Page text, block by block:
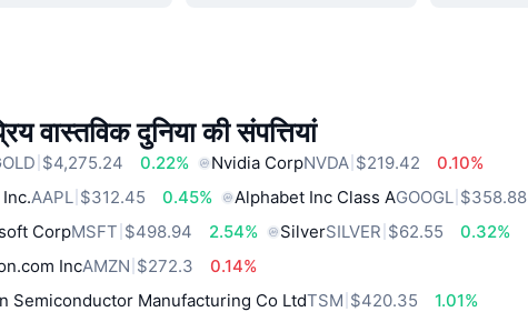
वास्तविक दुनिया की संपत्तियां
$4,275.24 0.22% Nvidia CorpNVDA $219.42
0.10%
AAPL $312.45 0.45% Alphabet Inc Class AGOOGL $358.88
CorpMSFT $498.94 2.54% SilverSILVER $62.55
0.32%
IncAMZN $272.3
0.14%
Semiconductor Manufacturing Co LtdTSM $420.35
1.01%